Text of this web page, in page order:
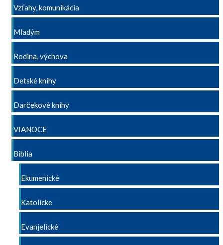
Vzťahy, komunikácia
Mladým
Rodina, výchova
Detské knihy
Darčekové knihy
VIANOCE
Biblia
Ekumenické
Katolícke
Evanjelické